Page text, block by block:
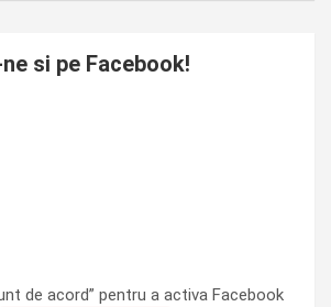
si pe Facebook!
de acord” pentru a activa Facebook